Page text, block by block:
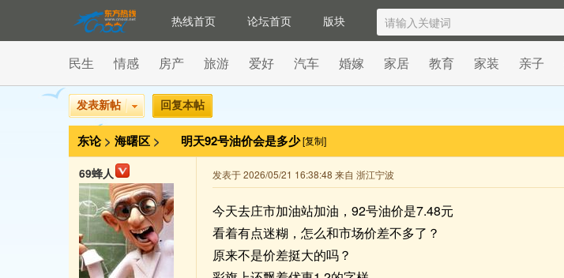
热线首页 论坛首页 版块
民生 情感 房产 旅游 爱好 汽车 婚嫁 家居 教育 家装 亲子
发表新帖 回复本帖
东论 > 海曙区 > 明天92号油价会是多少[复制]
发表于 2026/05/21 16:38:48 来自 浙江宁波
今天去庄市加油站加油，92号油价是7.48元
看着有点迷糊，怎么和市场价差不多了？
原来不是价差挺大的吗？
69蜂人